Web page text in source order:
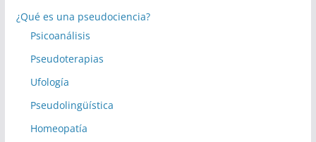
¿Qué es una pseudociencia?
Psicoanálisis
Pseudoterapias
Ufología
Pseudolingüística
Homeopatía